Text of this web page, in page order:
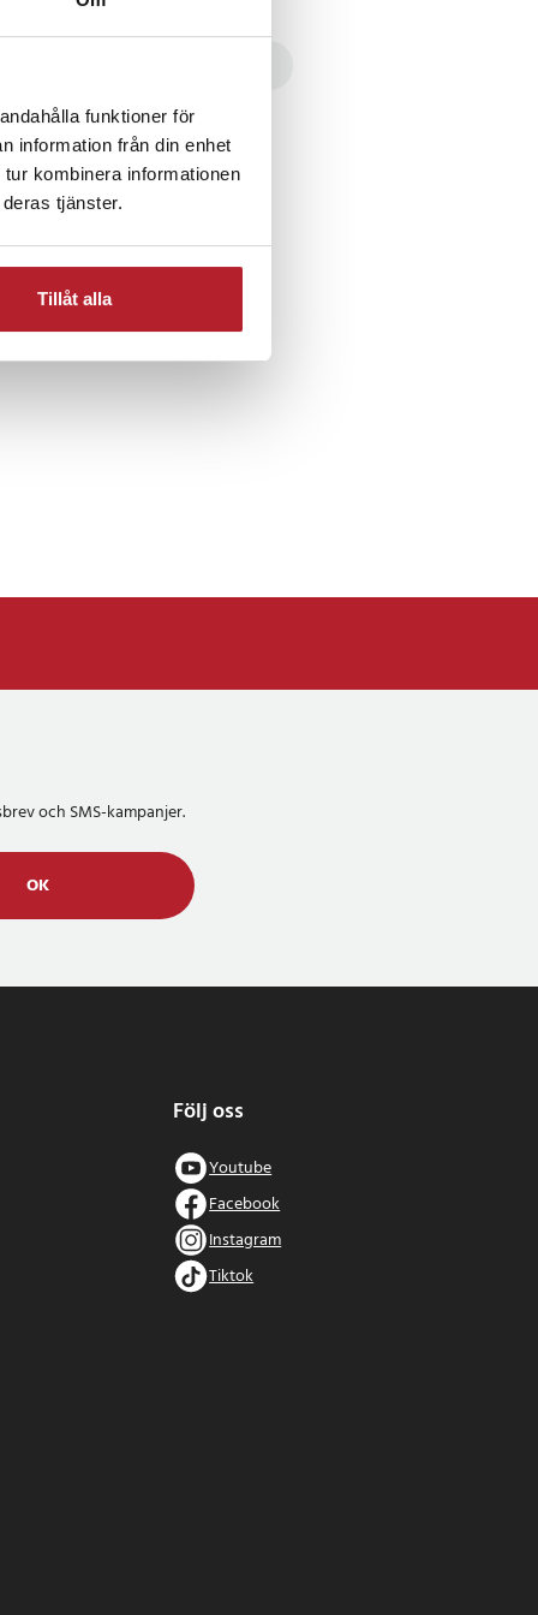
funktioner för
information från din enhet
kombinera informationen
tjänster.
Tillåt alla
och SMS-kampanjer.
OK
Följ oss
Youtube
Facebook
Instagram
Tiktok